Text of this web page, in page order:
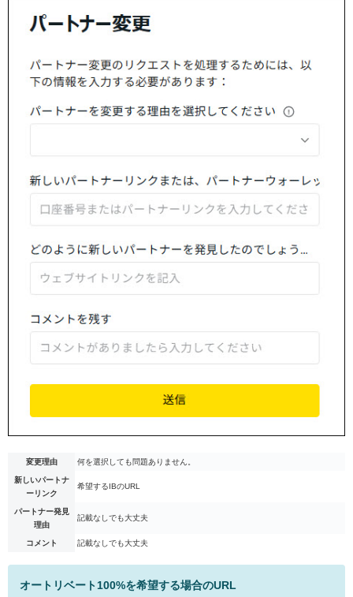
変更理由 何を選択しても問題ありません。
新しいパートナ
ーリンク
希望するIBのURL
パートナー発見
理由
記載なしでも大丈夫
コメント 記載なしでも大丈夫
オートリベート100%を希望する場合のURL